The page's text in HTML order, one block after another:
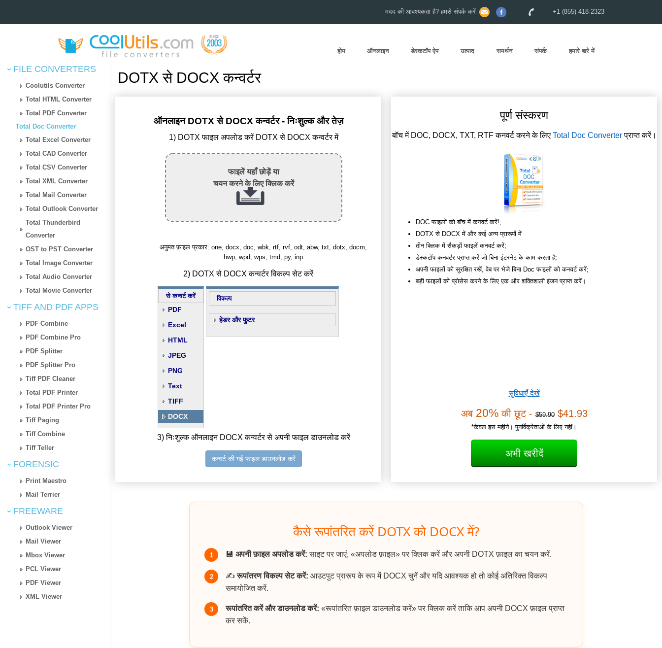
मदद की आवश्यकता है? हमसे संपर्क करें +1 (855) 418-2323
होम ऑनलाइन डेस्कटॉप ऐप उत्पाद समर्थन संपर्क हमारे बारे में
FILE CONVERTERS
Coolutils Converter
Total HTML Converter
Total PDF Converter
Total Doc Converter
Total Excel Converter
Total CAD Converter
Total CSV Converter
Total XML Converter
Total Mail Converter
Total Outlook Converter
Total Thunderbird
Converter
OST to PST Converter
Total Image Converter
Total Audio Converter
Total Movie Converter
TIFF AND PDF APPS
PDF Combine
PDF Combine Pro
PDF Splitter
PDF Splitter Pro
Tiff PDF Cleaner
Total PDF Printer
Total PDF Printer Pro
Tiff Paging
Tiff Combine
Tiff Teller
FORENSIC
Print Maestro
Mail Terrier
FREEWARE
Outlook Viewer
Mail Viewer
Mbox Viewer
PCL Viewer
PDF Viewer
XML Viewer
DOTX से DOCX कन्वर्टर
ऑनलाइन DOTX से DOCX कन्वर्टर - निःशुल्क और तेज़
1) DOTX फाइल अपलोड करें DOTX से DOCX कन्वर्टर में
फाइलें यहाँ छोड़ें या
चयन करने के लिए क्लिक करें
अनुमत फ़ाइल प्रकार: one, docx, doc, wbk, rtf, rvf, odt, abw, txt, dotx, docm,
hwp, wpd, wps, tmd, py, inp
2) DOTX से DOCX कन्वर्टर विकल्प सेट करें
से कन्वर्ट करें
PDF
Excel
HTML
JPEG
PNG
Text
TIFF
DOCX
विकल्प
हेडर और फुटर
3) निःशुल्क ऑनलाइन DOCX कन्वर्टर से अपनी फाइल डाउनलोड करें
कन्वर्ट की गई फाइल डाउनलोड करें
पूर्ण संस्करण
बॉच में DOC, DOCX, TXT, RTF कनवर्ट करने के लिए Total Doc Converterप्राप्त करें।
DOC फाइलों को बॉच में कनवर्ट करें!;
DOTX से DOCX में और कई अन्य प्रारूपों में
तीन क्लिक में सैकड़ों फाइलें कनवर्ट करें;
डेस्कटॉप कनवर्टर प्राप्त करें जो बिना इंटरनेट के काम करता है;
अपनी फाइलों को सुरक्षित रखें, वेब पर भेजे बिना Doc फाइलों को कनवर्ट करें;
बड़ी फाइलों को प्रोसेस करने के लिए एक और शक्तिशाली इंजन प्राप्त करें।
सुविधाएँ देखें
अब 20%की छूट -$59.90$41.93
*केवल इस महीने। पुनर्विक्रेताओं के लिए नहीं।
अभी खरीदें
कैसे रूपांतरित करें DOTX को DOCX में?
1 💾 अपनी फ़ाइल अपलोड करें: साइट पर जाएं, «अपलोड फ़ाइल» पर क्लिक करें और अपनी DOTX फ़ाइल का चयन करें.
2 ✍️रूपांतरण विकल्प सेट करें: आउटपुट प्रारूप के रूप में DOCX चुनें और यदि आवश्यक हो तो कोई अतिरिक्त विकल्प
समायोजित करें.
3 रूपांतरित करें और डाउनलोड करें: «रूपांतरित फ़ाइल डाउनलोड करें» पर क्लिक करें ताकि आप अपनी DOCX फ़ाइल प्राप्त
कर सकें.